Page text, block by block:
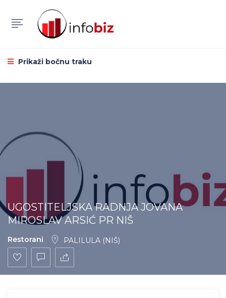
Prikaži bočnu traku
UGOSTITELJSKA RADNJA JOVANA
MIROSLAV ARSIĆ PR NIŠ
Restorani PALILULA (NIŠ)